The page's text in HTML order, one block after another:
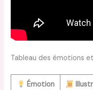
Tableau des émotions
Émotion